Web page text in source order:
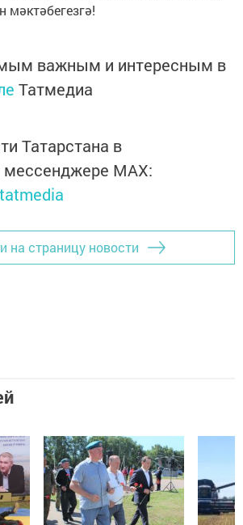
мәктәбегезгә!
важным и интересным в
Татмедиа
Татарстана в
мессенджере MАХ:
на страницу новости